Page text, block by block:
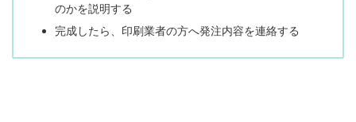
のかを説明する
完成したら、印刷業者の方へ発注内容を連絡する